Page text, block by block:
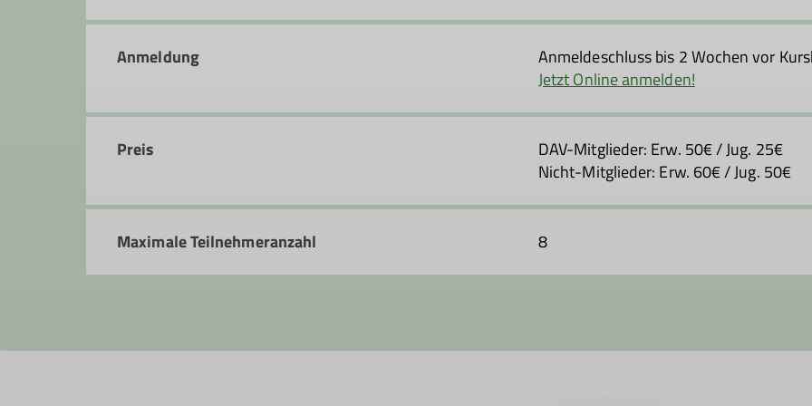
Anmeldung
Anmeldeschluss bis 2 Wochen vor
Jetzt Online anmelden!
Preis
DAV-Mitglieder: Erw. 50€ / Jug. 25€
Nicht-Mitglieder: Erw. 60€ / Jug. 50€
Maximale Teilnehmeranzahl 8